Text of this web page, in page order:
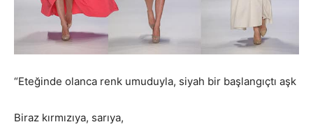
“Eteğinde olanca renk umuduyla, siyah bir başlangıçtı aşk
Biraz kırmızıya, sarıya,